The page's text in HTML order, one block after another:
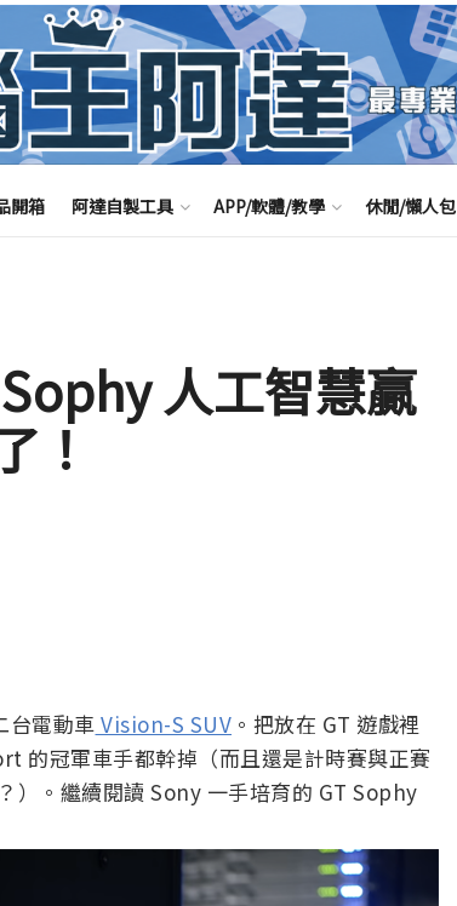
開箱 阿達自製工具 APP/軟體/教學 休閒/懶人包
人工智慧贏
！
台電動車 Vision-S SUV 。把放在 GT 遊戲裡
的冠軍車手都幹掉（而且還是計時賽與正賽
）。繼續閱讀 Sony 一手培育的 GT Sophy